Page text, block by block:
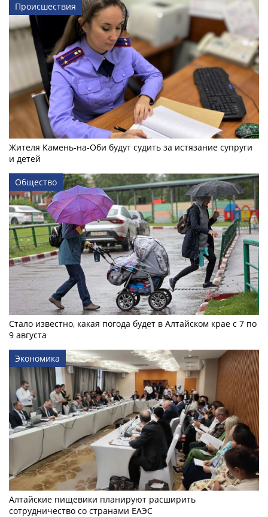
Происшествия
Жителя Камень-на-Оби будут судить за истязание супруги
и детей
Общество
Стало известно, какая погода будет в Алтайском крае с 7 по
9 августа
Экономика
Алтайские пищевики планируют расширить
сотрудничество со странами ЕАЭС